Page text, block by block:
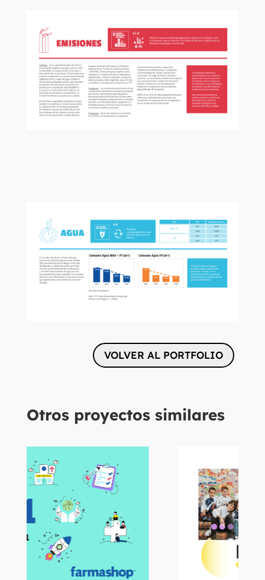
VOLVER AL PORTFOLIO
Otros proyectos similares